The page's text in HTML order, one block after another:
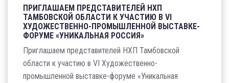
ПРИГЛАШАЕМ ПРЕДСТАВИТЕЛЕЙ НХП
ТАМБОВСКОЙ ОБЛАСТИ К УЧАСТИЮ В VI
ХУДОЖЕСТВЕННО-ПРОМЫШЛЕННОЙ ВЫСТАВКЕ-
ФОРУМЕ «УНИКАЛЬНАЯ РОССИЯ»
Приглашаем представителей НХП Тамбовской
области к участию в VI Художественно-
промышленной выставке-форуме «Уникальная